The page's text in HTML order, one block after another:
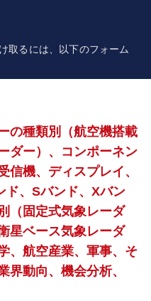
取るには、以下のフォーム
の種類別（航空機搭載
ダー）、コンポーネン
信機、ディスプレイ、
ド、Sバンド、Xバン
（固定式気象レーダ
星ベース気象レーダ
、航空産業、軍事、そ
界動向、機会分析、